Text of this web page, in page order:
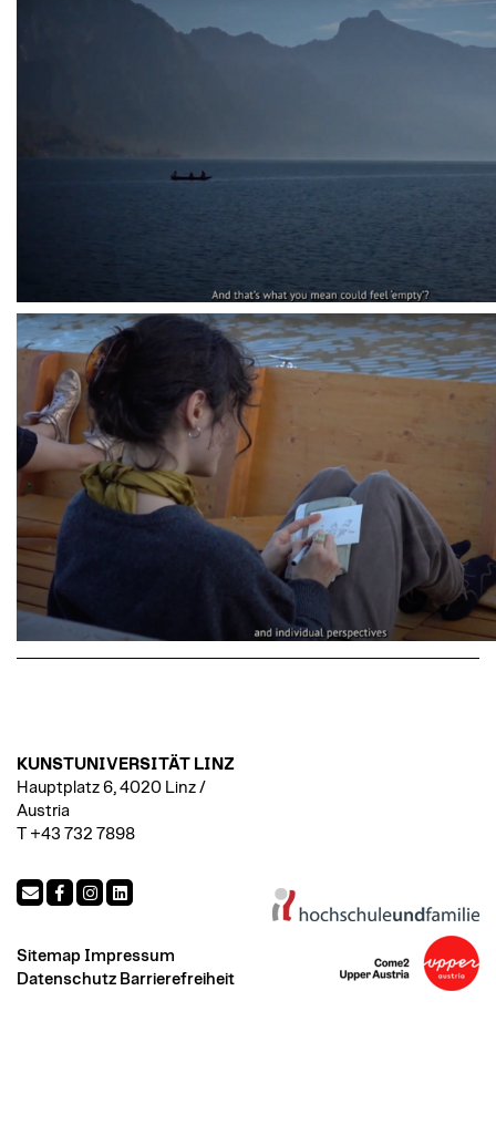
KUNSTUNIVERSITÄT LINZ
Hauptplatz 6, 4020 Linz /
Austria
T +43 732 7898
Sitemap Impressum
Datenschutz Barrierefreiheit